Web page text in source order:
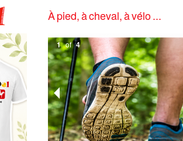
À pied, à cheval, à vélo ...
2 of 4